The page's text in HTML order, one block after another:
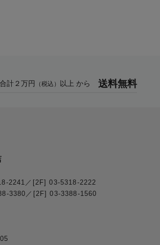
真モード、スーパーナイト、被写体
スローモーション、タイムラプス各
ートされていません。
：オフ／0.5／1／2／3／5／10秒
30枚／3秒
計２万円 （税込） 以上 から 送料無料
2241／[2F] 03-5318-2222
3380／[2F] 03-3388-1560